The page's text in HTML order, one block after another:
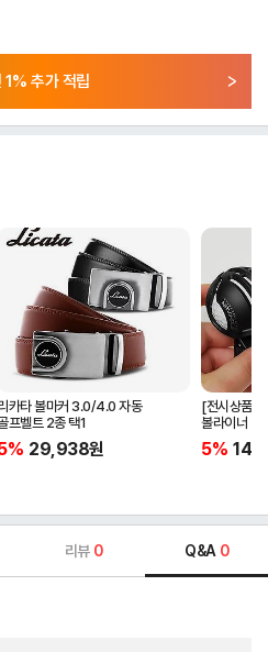
1% 추가 적립
카타 볼마커 3.0/4.0 자동
프벨트 2종 택1
29,938원
[전시상품]
볼라이너 +
5%
리뷰 0 Q&A 0